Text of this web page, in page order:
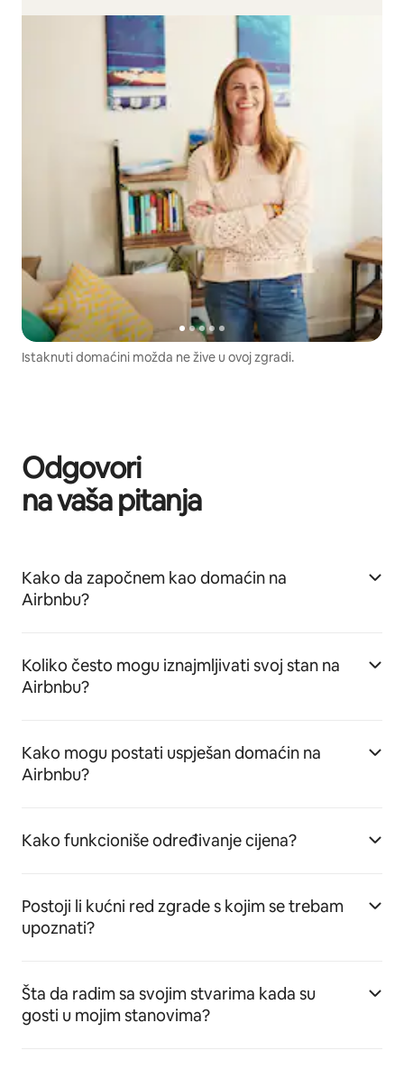
Istaknuti domaćini možda ne žive u ovoj zgradi.
Odgovori
na vaša pitanja
Kako da započnem kao domaćin na
Airbnbu?
Koliko često mogu iznajmljivati svoj stan na
Airbnbu?
Kako mogu postati uspješan domaćin na
Airbnbu?
Kako funkcioniše određivanje cijena?
Postoji li kućni red zgrade s kojim se trebam
upoznati?
Šta da radim sa svojim stvarima kada su
gosti u mojim stanovima?